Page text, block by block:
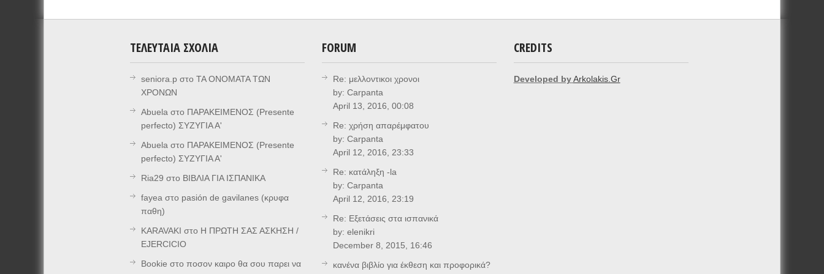
ΤΕΛΕΥΤΑΊΑ ΣΧΌΛΙΑ
seniora.p στο ΤΑ ΟΝΟΜΑΤΑ ΤΩΝ
ΧΡΟΝΩΝ
Abuela στο ΠΑΡΑΚΕΙΜΕΝΟΣ (Presente
perfecto) ΣΥΖΥΓΙΑ Α'
Abuela στο ΠΑΡΑΚΕΙΜΕΝΟΣ (Presente
perfecto) ΣΥΖΥΓΙΑ Α'
Ria29 στο ΒΙΒΛΙΑ ΓΙΑ ΙΣΠΑΝΙΚΑ
fayea στο pasión de gavilanes (κρυφα
παθη)
KARAVAKI στο Η ΠΡΩΤΗ ΣΑΣ ΑΣΚΗΣΗ /
EJERCICIO
Bookie στο ποσον καιρο θα σου παρει να
FORUM
Re: μελλοντικοι χρονοι
by: Carpanta
April 13, 2016, 00:08
Re: χρήση απαρέμφατου
by: Carpanta
April 12, 2016, 23:33
Re: κατάληξη -la
by: Carpanta
April 12, 2016, 23:19
Re: Eξετάσεις στα ισπανικά
by: elenikri
December 8, 2015, 16:46
κανένα βιβλίο για έκθεση και προφορικά?
CREDITS
Developed by Arkolakis.Gr